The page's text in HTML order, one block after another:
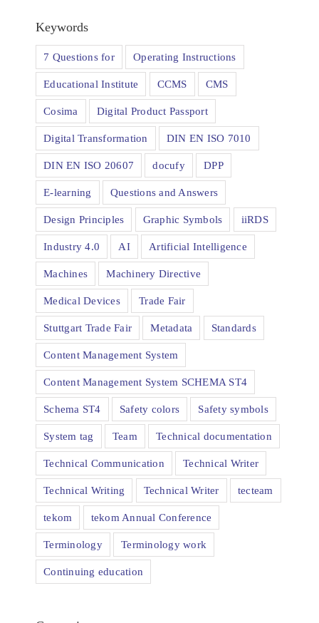
Keywords
7 Questions for Operating Instructions
Educational Institute CCMS CMS
Cosima Digital Product Passport
Digital Transformation DIN EN ISO 7010
DIN EN ISO 20607 docufy DPP
E-learning Questions and Answers
Design Principles Graphic Symbols iiRDS
Industry 4.0 AI Artificial Intelligence
Machines Machinery Directive
Medical Devices Trade Fair
Stuttgart Trade Fair Metadata Standards
Content Management System
Content Management System SCHEMA ST4
Schema ST4 Safety colors Safety symbols
System tag Team Technical documentation
Technical Communication Technical Writer
Technical Writing Technical Writer tecteam
tekom tekom Annual Conference
Terminology Terminology work
Continuing education